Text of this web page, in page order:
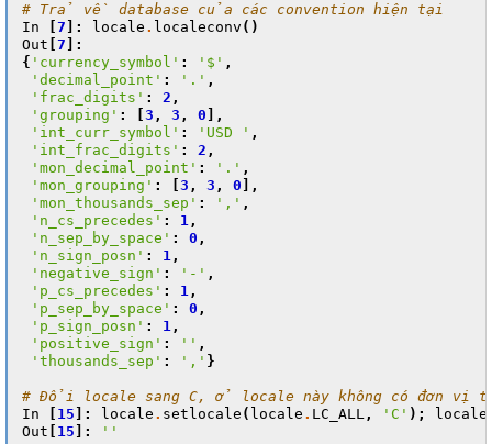
# Trả về database của các convention hiện tại
In
7 ]: locale . localeconv ()
Out 7 ]:
{ 'currency_symbol' : '$' ,
'decimal_point' : '.' ,
'frac_digits' : 2 ,
'grouping' : 3 , 3 , 0 ],
'int_curr_symbol' : 'USD ' ,
'int_frac_digits' : 2 ,
'mon_decimal_point' : '.' ,
'mon_grouping' : 3 , 3 , 0 ],
'mon_thousands_sep' : ',' ,
'n_cs_precedes' : 1 ,
'n_sep_by_space' : 0 ,
'n_sign_posn' : 1 ,
'negative_sign' : '-' ,
'p_cs_precedes' : 1 ,
'p_sep_by_space' : 0 ,
'p_sign_posn' : 1 ,
'positive_sign' : '' ,
'thousands_sep' : ',' }
# Đổi locale sang C, ở locale này không có đơn vị
In
15 ]: locale . setlocale ( locale . LC_ALL , 'C' ); locale
Out
15 ]: ''